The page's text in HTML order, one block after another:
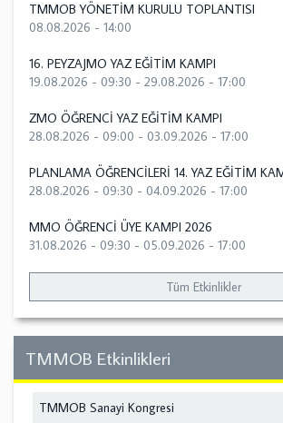
TMMOB YÖNETİM KURULU TOPLANTISI
08.08.2026 - 14:00
16. PEYZAJMO YAZ EĞİTİM KAMPI
19.08.2026 - 09:30 - 29.08.2026 - 17:00
ZMO ÖĞRENCİ YAZ EĞİTİM KAMPI
28.08.2026 - 09:00 - 03.09.2026 - 17:00
PLANLAMA ÖĞRENCİLERİ 14. YAZ EĞİTİM
28.08.2026 - 09:30 - 04.09.2026 - 17:00
MMO ÖĞRENCİ ÜYE KAMPI 2026
31.08.2026 - 09:30 - 05.09.2026 - 17:00
Tüm Etkinlikler
TMMOB Etkinlikleri
TMMOB Sanayi Kongresi